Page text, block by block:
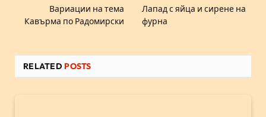
Вариации на тема
Кавърма по Радомирски
Лапад с яйца и сирене на
фурна
RELATED POSTS